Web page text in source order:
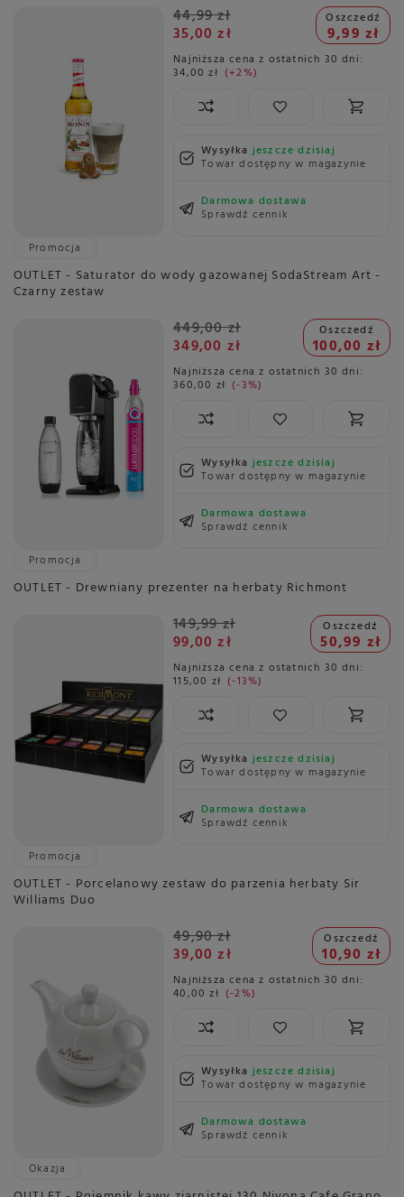
44,99 zł
35,00 zł
Oszczedź
9,99 zł
Najniższa cena z ostatnich 30 dni:
34,00 zł +2%
Wysyłkajeszcze dzisiaj
Towar dostępny w magazynie
Darmowa dostawa
Sprawdź cennik
Promocja
OUTLET - Saturator do wody gazowanej SodaStream Art -
Czarny zestaw
449,00 zł
349,00 zł
Oszczedź
100,00 zł
Najniższa cena z ostatnich 30 dni:
360,00 zł -3%
Wysyłkajeszcze dzisiaj
Towar dostępny w magazynie
Darmowa dostawa
Sprawdź cennik
Promocja
OUTLET - Drewniany prezenter na herbaty Richmont
149,99 zł
99,00 zł
Oszczedź
50,99 zł
Najniższa cena z ostatnich 30 dni:
115,00 zł -13%
Wysyłkajeszcze dzisiaj
Towar dostępny w magazynie
Darmowa dostawa
Sprawdź cennik
Promocja
OUTLET - Porcelanowy zestaw do parzenia herbaty Sir
Williams Duo
49,90 zł
39,00 zł
Oszczedź
10,90 zł
Najniższa cena z ostatnich 30 dni:
40,00 zł -2%
Wysyłkajeszcze dzisiaj
Towar dostępny w magazynie
Darmowa dostawa
Sprawdź cennik
Okazja